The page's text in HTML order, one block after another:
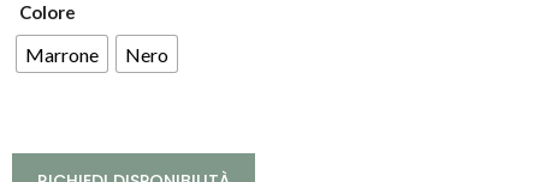
Colore
Marrone Nero